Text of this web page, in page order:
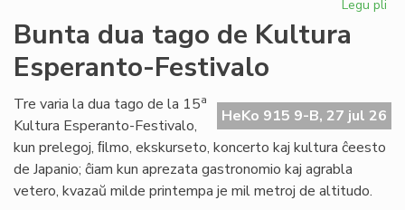
Legu pli
de
Bunta dua tago de Kultura
Esperanto-Festivalo
HeKo 915 9-B, 27 jul 26
Tre varia la dua tago de la 15a
Kultura Esperanto-Festivalo,
kun prelegoj, ﬁlmo, ekskurseto, koncerto kaj kultura ĉeesto
de Japanio; ĉiam kun aprezata gastronomio kaj agrabla
vetero, kvazaŭ milde printempa je mil metroj de altitudo.